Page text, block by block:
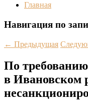
Главная
Навигация по
← Предыдущая
По
в Ивановском